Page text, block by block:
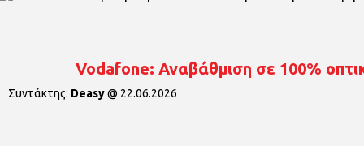
Vodafone: Αναβάθμιση σε 100%
Συντάκτης: Deasy@ 22.06.2026